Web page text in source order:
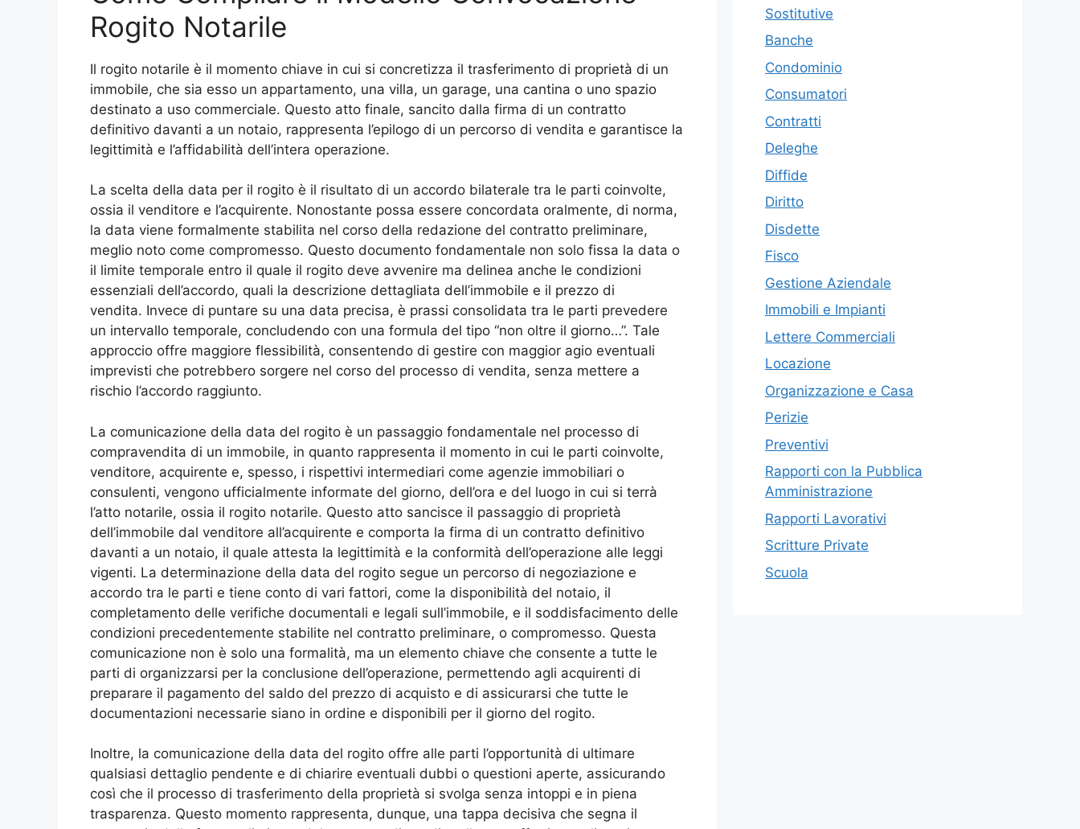
Rogito Notarile
Il rogito notarile è il momento chiave in cui si concretizza il trasferimento di proprietà di un
immobile, che sia esso un appartamento, una villa, un garage, una cantina o uno spazio
destinato a uso commerciale. Questo atto finale, sancito dalla firma di un contratto
definitivo davanti a un notaio, rappresenta l’epilogo di un percorso di vendita e garantisce la
legittimità e l’affidabilità dell’intera operazione.
La scelta della data per il rogito è il risultato di un accordo bilaterale tra le parti coinvolte,
ossia il venditore e l’acquirente. Nonostante possa essere concordata oralmente, di norma,
la data viene formalmente stabilita nel corso della redazione del contratto preliminare,
meglio noto come compromesso. Questo documento fondamentale non solo fissa la data o
il limite temporale entro il quale il rogito deve avvenire ma delinea anche le condizioni
essenziali dell’accordo, quali la descrizione dettagliata dell’immobile e il prezzo di
vendita. Invece di puntare su una data precisa, è prassi consolidata tra le parti prevedere
un intervallo temporale, concludendo con una formula del tipo “non oltre il giorno…”. Tale
approccio offre maggiore flessibilità, consentendo di gestire con maggior agio eventuali
imprevisti che potrebbero sorgere nel corso del processo di vendita, senza mettere a
rischio l’accordo raggiunto.
La comunicazione della data del rogito è un passaggio fondamentale nel processo di
compravendita di un immobile, in quanto rappresenta il momento in cui le parti coinvolte,
venditore, acquirente e, spesso, i rispettivi intermediari come agenzie immobiliari o
consulenti, vengono ufficialmente informate del giorno, dell’ora e del luogo in cui si terrà
l’atto notarile, ossia il rogito notarile. Questo atto sancisce il passaggio di proprietà
dell’immobile dal venditore all’acquirente e comporta la firma di un contratto definitivo
davanti a un notaio, il quale attesta la legittimità e la conformità dell’operazione alle leggi
vigenti. La determinazione della data del rogito segue un percorso di negoziazione e
accordo tra le parti e tiene conto di vari fattori, come la disponibilità del notaio, il
completamento delle verifiche documentali e legali sull’immobile, e il soddisfacimento delle
condizioni precedentemente stabilite nel contratto preliminare, o compromesso. Questa
comunicazione non è solo una formalità, ma un elemento chiave che consente a tutte le
parti di organizzarsi per la conclusione dell’operazione, permettendo agli acquirenti di
preparare il pagamento del saldo del prezzo di acquisto e di assicurarsi che tutte le
documentazioni necessarie siano in ordine e disponibili per il giorno del rogito.
Inoltre, la comunicazione della data del rogito offre alle parti l’opportunità di ultimare
qualsiasi dettaglio pendente e di chiarire eventuali dubbi o questioni aperte, assicurando
così che il processo di trasferimento della proprietà si svolga senza intoppi e in piena
trasparenza. Questo momento rappresenta, dunque, una tappa decisiva che segna il
Sostitutive
Banche
Condominio
Consumatori
Contratti
Deleghe
Diffide
Diritto
Disdette
Fisco
Gestione Aziendale
Immobili e Impianti
Lettere Commerciali
Locazione
Organizzazione e Casa
Perizie
Preventivi
Rapporti con la Pubblica
Amministrazione
Rapporti Lavorativi
Scritture Private
Scuola